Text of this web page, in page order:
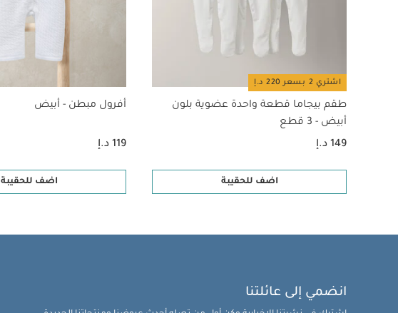
اشتري 2 بسعر 220 د.إ
طقم بيجاما قطعة واحدة عضوية بلون
أبيض - 3 قطع
149 د.إ
اضف للحقيبة
أفرول مبطن - أبيض
119 د.إ
اضف للحقيبة
انضمي إلى عائلتنا